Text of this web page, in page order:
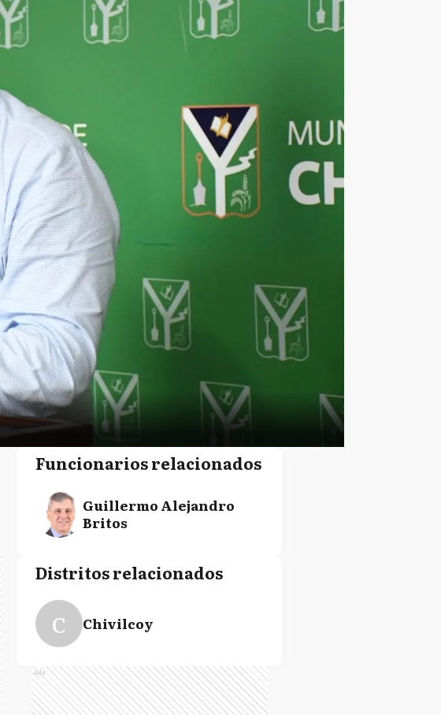
Funcionarios relacionados
Guillermo Alejandro
Britos
Distritos relacionados
C Chivilcoy
Ads